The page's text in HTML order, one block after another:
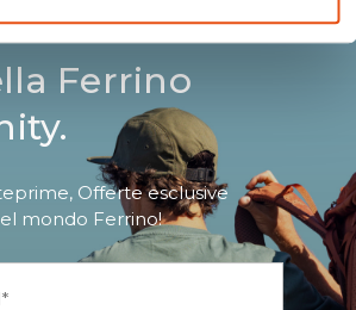
Ferrino
Offerte esclusive
mondo Ferrino!